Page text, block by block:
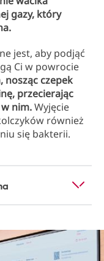
gazy, który
jest, aby podjąć
Ci w powrocie
nosząc czepek
przecierając
nim.Wyjęcie
również
się bakterii.